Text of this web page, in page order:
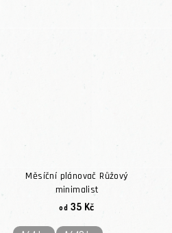
Měsíční plánovač Růžový
minimalist
od 35 Kč